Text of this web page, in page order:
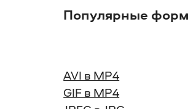
Популярные
AVI в MP4
GIF в MP4